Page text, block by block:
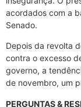
acordados com a
Senado.
Depois da revolta
contra o excesso
governo, a
de novembro, um
PERGUNTAS &